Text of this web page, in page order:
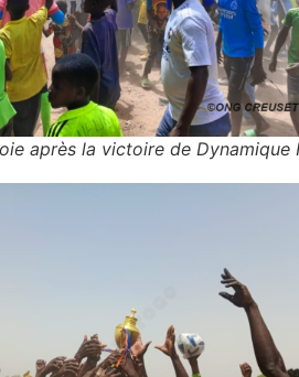
après la victoire de Dynamique